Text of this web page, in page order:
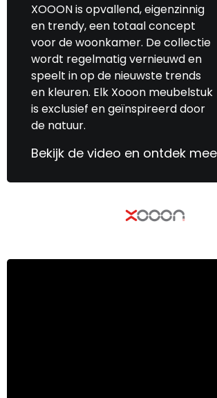
XOOON is opvallend, eigenzinnig
en trendy, een totaal concept
voor de woonkamer. De collectie
wordt regelmatig vernieuwd en
speelt in op de nieuwste trends
en kleuren. Elk Xooon meubelstuk
is exclusief en geïnspireerd door
de natuur.
Bekijk de video en ontdek